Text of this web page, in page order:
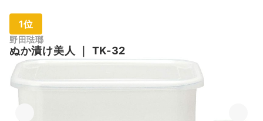
1位
野田琺瑯
ぬか漬け美人 ｜ TK-32